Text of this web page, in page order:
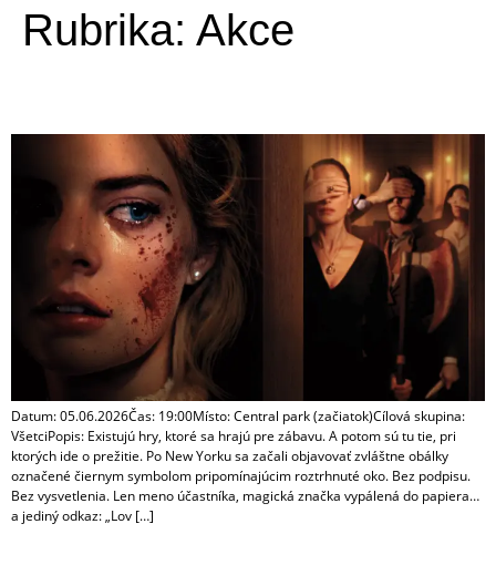
Rubrika: Akce
Datum: 05.06.2026Čas: 19:00Místo: Central park (začiatok)Cílová skupina:
VšetciPopis: Existujú hry, ktoré sa hrajú pre zábavu. A potom sú tu tie, pri
ktorých ide o prežitie. Po New Yorku sa začali objavovať zvláštne obálky
označené čiernym symbolom pripomínajúcim roztrhnuté oko. Bez podpisu.
Bez vysvetlenia. Len meno účastníka, magická značka vypálená do papiera…
a jediný odkaz: „Lov […]